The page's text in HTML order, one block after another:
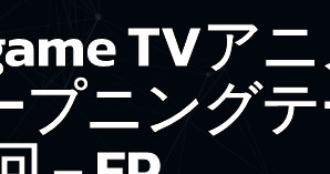
TVア
プニング